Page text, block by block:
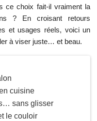
ce choix fait-il vraiment la
? En croisant retours
et usages réels, voici un
à viser juste… et beau.
cuisine
sans glisser
le couloir